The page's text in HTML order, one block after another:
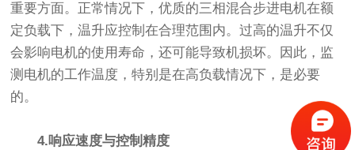
重要方面。正常情况下，优质的三相混合步进电机在额
定负载下，温升应控制在合理范围内。过高的温升不仅
会影响电机的使用寿命，还可能导致机损坏。因此，监
测电机的工作温度，特别是在高负载情况下，是必要
的。
4.响应速度与控制精度